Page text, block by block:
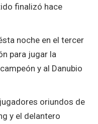
finalizó hace
noche en el tercer
para jugar la
y al Danubio
oriundos de
y el delantero